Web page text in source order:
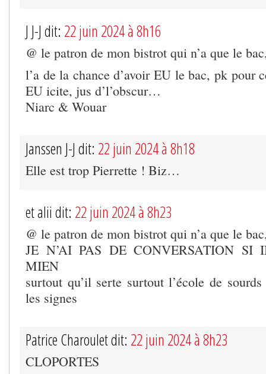
J J-J dit: 22 juin 2024 à 8h16
@ le patron de mon bistrot qui n’a que le
l’a de la chance d’avoir EU le bac, pk pour
EU icite, jus d’l’obscur…
Niarc & Wouar
Janssen J-J dit: 22 juin 2024 à 8h18
Elle est trop Pierrette ! Biz…
et alii dit: 22 juin 2024 à 8h23
@ le patron de mon bistrot qui n’a que le
JE N’AI PAS DE CONVERSATION SI
MIEN
surtout qu’il serte surtout l’école de
les signes
Patrice Charoulet dit: 22 juin 2024 à 8h23
CLOPORTES